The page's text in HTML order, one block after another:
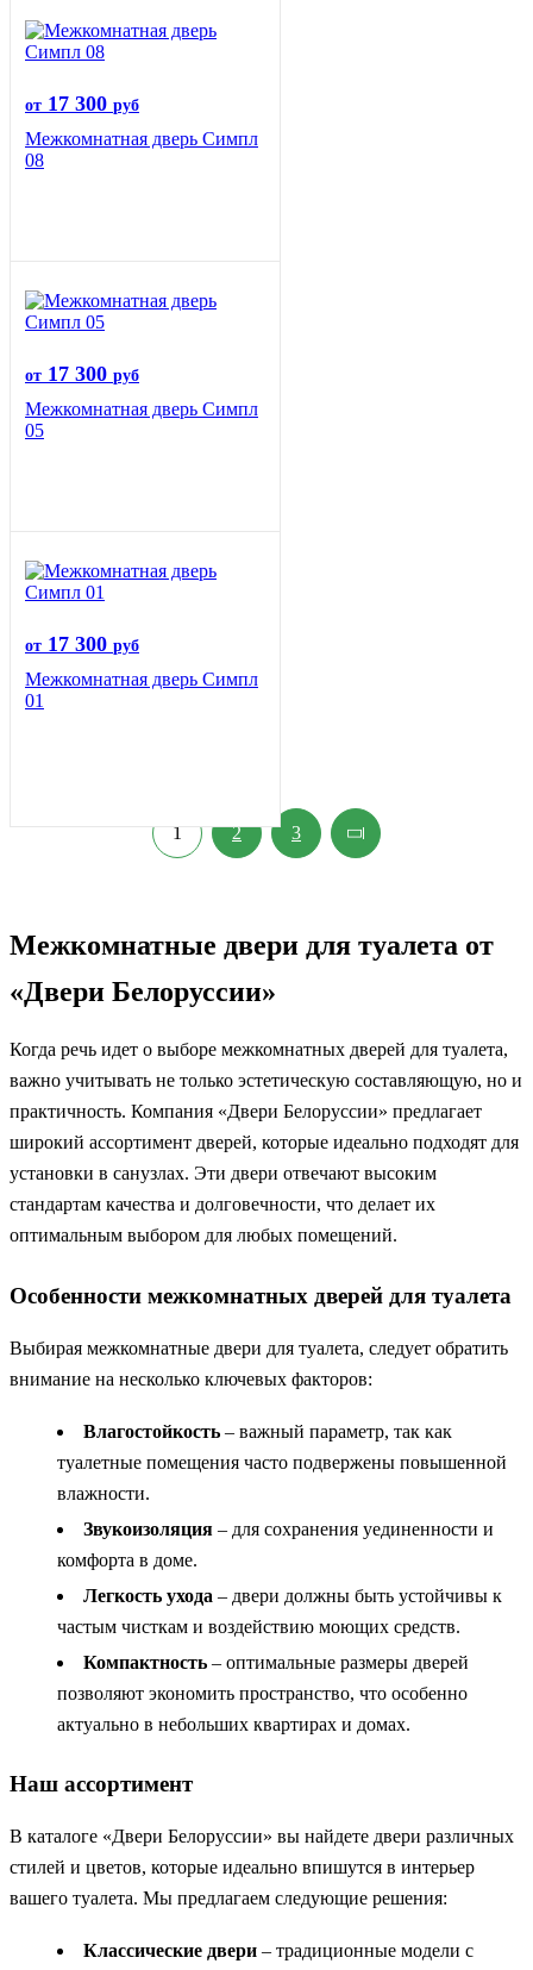
от 17 300 руб
Межкомнатная дверь Симпл
08
от 17 300 руб
Межкомнатная дверь Симпл
05
от 17 300 руб
Межкомнатная дверь Симпл
01
1 2 3
Межкомнатные двери для туалета от
«Двери Белоруссии»
Когда речь идет о выборе межкомнатных дверей для туалета,
важно учитывать не только эстетическую составляющую, но и
практичность. Компания «Двери Белоруссии» предлагает
широкий ассортимент дверей, которые идеально подходят для
установки в санузлах. Эти двери отвечают высоким
стандартам качества и долговечности, что делает их
оптимальным выбором для любых помещений.
Особенности межкомнатных дверей для туалета
Выбирая межкомнатные двери для туалета, следует обратить
внимание на несколько ключевых факторов:
Влагостойкость – важный параметр, так как
туалетные помещения часто подвержены повышенной
влажности.
Звукоизоляция – для сохранения уединенности и
комфорта в доме.
Легкость ухода – двери должны быть устойчивы к
частым чисткам и воздействию моющих средств.
Компактность – оптимальные размеры дверей
позволяют экономить пространство, что особенно
актуально в небольших квартирах и домах.
Наш ассортимент
В каталоге «Двери Белоруссии» вы найдете двери различных
стилей и цветов, которые идеально впишутся в интерьер
вашего туалета. Мы предлагаем следующие решения:
Классические двери – традиционные модели с